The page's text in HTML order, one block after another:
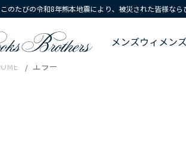
このたびの令和8年熊本地震により、被災された皆様な
メンズウィメン
エラー